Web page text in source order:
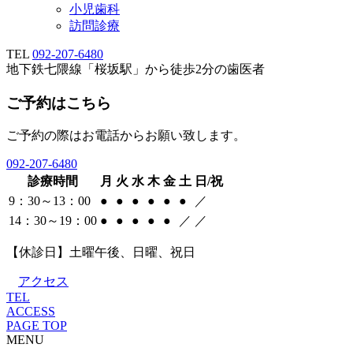
小児歯科
訪問診療
TEL 092-207-6480
地下鉄七隈線「桜坂駅」から徒歩2分の歯医者
ご予約はこちら
ご予約の際はお電話からお願い致します。
092-207-6480
診療時間
月 火 水 木 金 土 日/祝
9：30～13：00
● ● ● ● ● ●
／
14：30～19：00 ● ● ● ● ● ／ ／
【休診日】土曜午後、日曜、祝日
アクセス
TEL
ACCESS
PAGE TOP
MENU